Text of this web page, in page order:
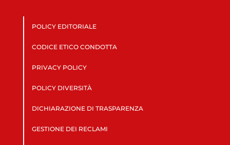
POLICY EDITORIALE
CODICE ETICO CONDOTTA
PRIVACY POLICY
POLICY DIVERSITÀ
DICHIARAZIONE DI TRASPARENZA
GESTIONE DEI RECLAMI